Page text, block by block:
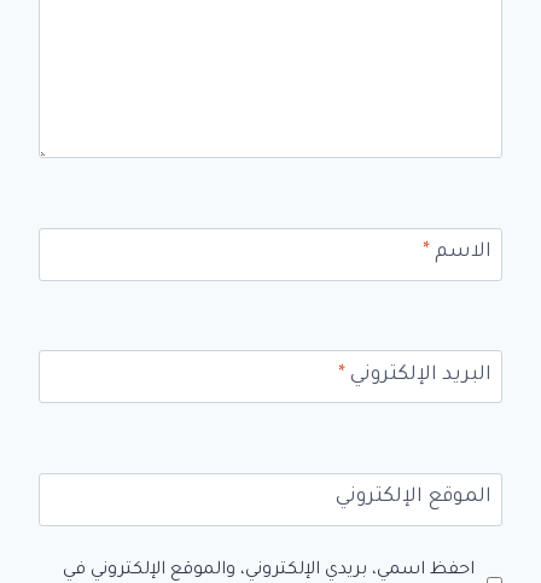
الاسم *
البريد الإلكتروني *
الموقع الإلكتروني
احفظ اسمي، بريدي الإلكتروني، والموقع الإلكتروني في